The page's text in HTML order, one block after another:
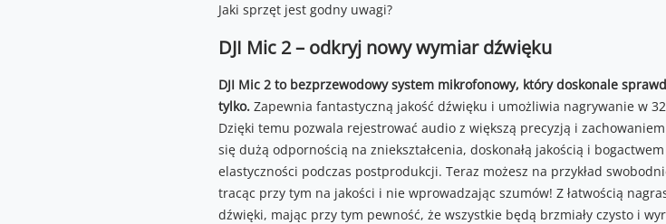
Jaki sprzęt jest godny uwagi?
DJI Mic 2 – odkryj nowy wymiar dźwięku
DJI Mic 2 to bezprzewodowy system mikrofonowy, który doskonale
tylko. Zapewnia fantastyczną jakość dźwięku i umożliwia nagrywanie w
Dzięki temu pozwala rejestrować audio z większą precyzją i
się dużą odpornością na zniekształcenia, doskonałą jakością i
elastyczności podczas postprodukcji. Teraz możesz na przykład
tracąc przy tym na jakości i nie wprowadzając szumów! Z łatwością
dźwięki, mając przy tym pewność, że wszystkie będą brzmiały czysto i